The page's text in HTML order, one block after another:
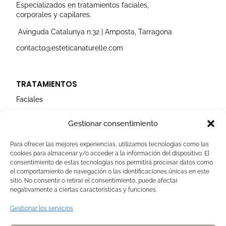
Gestionar consentimiento
Para ofrecer las mejores experiencias, utilizamos tecnologías como las
cookies para almacenar y/o acceder a la información del dispositivo. El
consentimiento de estas tecnologías nos permitirá procesar datos como
el comportamiento de navegación o las identificaciones únicas en este
sitio. No consentir o retirar el consentimiento, puede afectar
negativamente a ciertas características y funciones.
Gestionar los servicios
r
a
m
o
k
e
i
n
r
Especializados en tratamientos faciales,
corporales y capilares.
Avinguda Catalunya n.32 | Amposta, Tarragona
contacto@esteticanaturelle.com
TRATAMIENTOS
Faciales
AVISOS LEGALES
Aviso Legal
Politica de Cookies
Política de privacidad